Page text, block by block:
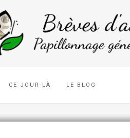
CE JOUR-LÀ LE BLOG